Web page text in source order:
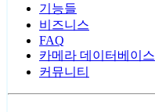
기능들
비즈니스
FAQ
카메라 데이터베이스
커뮤니티